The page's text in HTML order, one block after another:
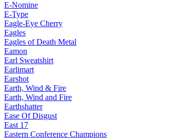
E-Nomine
E-Type
Eagle-Eye Cherry
Eagles
Eagles of Death Metal
Eamon
Earl Sweatshirt
Earlimart
Earshot
Earth, Wind & Fire
Earth, Wind and Fire
Earthshatter
Ease Of Disgust
East 17
Eastern Conference Champions